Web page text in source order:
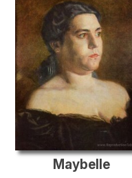
Maybelle